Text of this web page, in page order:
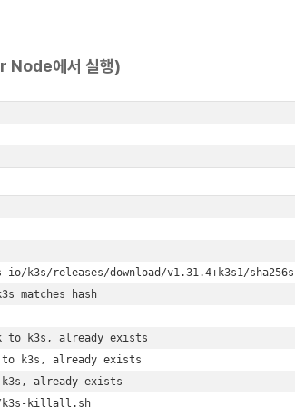
Node에서 실행)
k3s/releases/download/v1.31.4+k3s1/
matches hash
to k3s, already exists
k3s, already exists
already exists
k3s-killall.sh